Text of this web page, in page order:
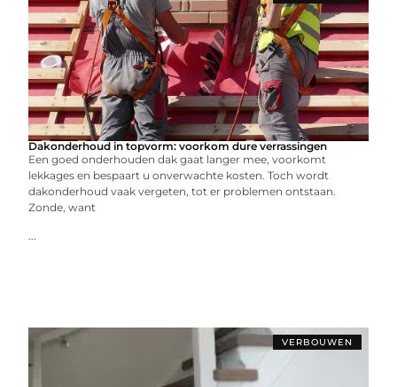
Dakonderhoud in topvorm: voorkom dure verrassingen
Een goed onderhouden dak gaat langer mee, voorkomt
lekkages en bespaart u onverwachte kosten. Toch wordt
dakonderhoud vaak vergeten, tot er problemen ontstaan.
Zonde, want
...
VERBOUWEN